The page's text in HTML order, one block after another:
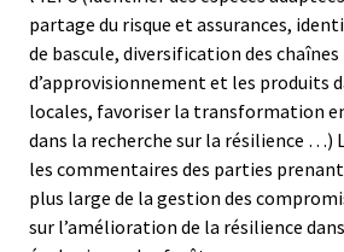
partage du risque et assurances,
de bascule, diversification des chaînes
d’approvisionnement et les produits
locales, favoriser la transformation
dans la recherche sur la résilience …)
les commentaires des parties
plus large de la gestion des
sur l’amélioration de la résilience